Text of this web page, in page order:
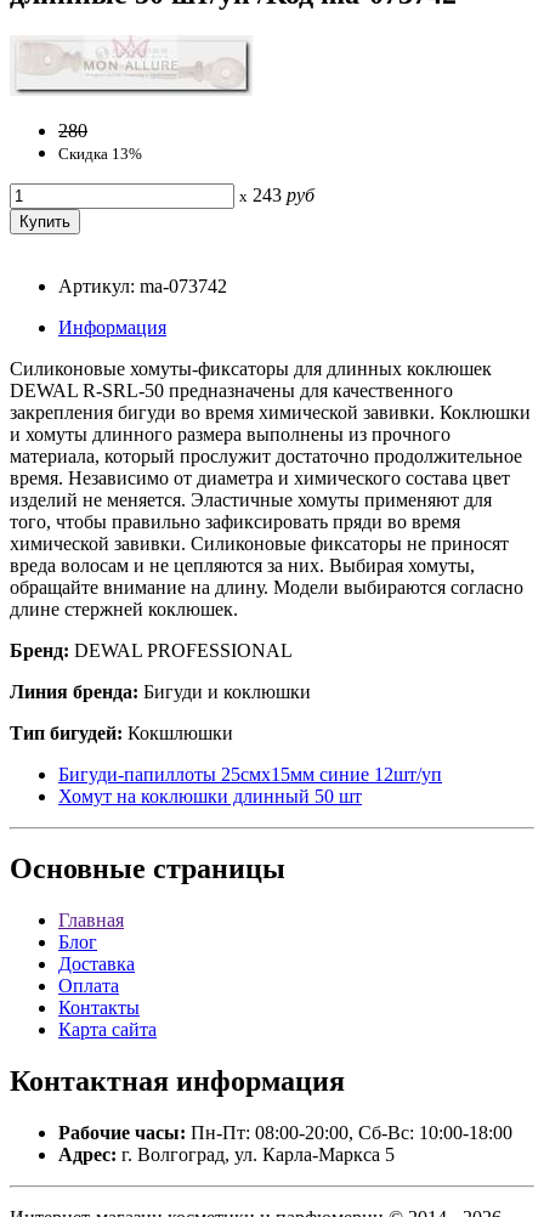
280
Скидка 13%
x 243 руб
Артикул: ma-073742
Информация
Силиконовые хомуты-фиксаторы для длинных коклюшек
DEWAL R-SRL-50 предназначены для качественного
закрепления бигуди во время химической завивки. Коклюшки
и хомуты длинного размера выполнены из прочного
материала, который прослужит достаточно продолжительное
время. Независимо от диаметра и химического состава цвет
изделий не меняется. Эластичные хомуты применяют для
того, чтобы правильно зафиксировать пряди во время
химической завивки. Силиконовые фиксаторы не приносят
вреда волосам и не цепляются за них. Выбирая хомуты,
обращайте внимание на длину. Модели выбираются согласно
длине стержней коклюшек.
Бренд: DEWAL PROFESSIONAL
Линия бренда: Бигуди и коклюшки
Тип бигудей: Кокшлюшки
Бигуди-папиллоты 25смх15мм синие 12шт/уп
Хомут на коклюшки длинный 50 шт
Основные страницы
Главная
Блог
Доставка
Оплата
Контакты
Карта сайта
Контактная информация
Рабочие часы: Пн-Пт: 08:00-20:00, Сб-Вс: 10:00-18:00
Адрес: г. Волгоград, ул. Карла-Маркса 5